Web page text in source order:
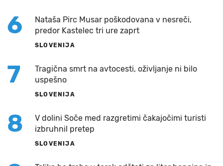
6
Nataša Pirc Musar poškodovana v nesreči,
predor Kastelec tri ure zaprt
SLOVENIJA
7
Tragična smrt na avtocesti, oživljanje ni bilo
uspešno
SLOVENIJA
8
V dolini Soče med razgretimi čakajočimi turisti
izbruhnil pretep
SLOVENIJA